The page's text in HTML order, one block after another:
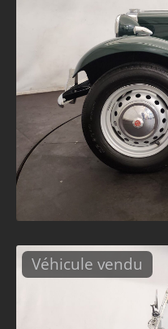
Véhicule vendu